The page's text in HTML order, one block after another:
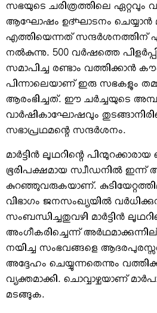
സഭയുടെ ചരിത്രത്തിലെ ഏറ്റവും
ആഘോഷം ഉദ്ഘാടനം ചെയ്യാന്‍
എത്തിയെന്നത് സന്ദര്‍ശനത്തിന്
നല്‍കുന്നു. 500 വര്‍ഷത്തെ
സമാപിച്ച രണ്ടാം വത്തിക്കാന്‍
പിന്നാലെയാണ് ഇരു സഭകളും
ആരംഭിച്ചത്. ഈ ചര്‍ച്ചയുടെ
വാര്‍ഷികാഘോഷവും
സഭാപ്രഥമന്റെ സന്ദര്‍ശനം.
മാര്‍ട്ടിന്‍ ലൂഥറിന്റെ പിന്മുറക്കാരായ
ഭൂരിപക്ഷമായ സ്വീഡനില്‍
കുറഞ്ഞുവരുകയാണ്.
വിഭാഗം ജനസംഖ്യയില്‍
സംബന്ധിച്ചതുവഴി മാര്‍ട്ടിന്‍
അംഗീകരിച്ചെന്ന്
നയിച്ച സംഭവങ്ങളെ
അദ്ദേഹം ചെയ്യുന്നതെന്നും
വ്യക്തമാക്കി. ചൊവ്വാഴ്ചയാണ്
മടങ്ങുക.